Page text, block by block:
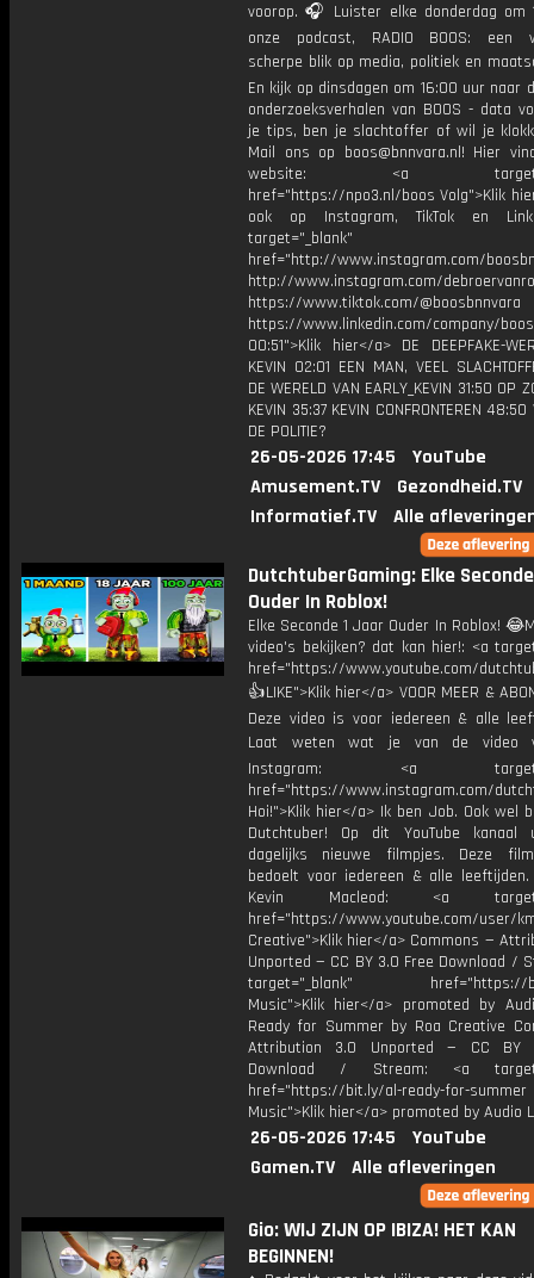
voorop. 🎧 Luister elke donderdag om
onze podcast, RADIO BOOS: een
scherpe blik op media, politiek en
En kijk op dinsdagen om 16:00 uur naar
onderzoeksverhalen van BOOS - data
je tips, ben je slachtoffer of wil je
Mail ons op boos@bnnvara.nl! Hier
website: <a
href="https://npo3.nl/boos Volg">Klik
ook op Instagram, TikTok en
target="_blank"
href="http://www.instagram.com/
http://www.instagram.com/
https://www.tiktok.com/@boosbnnvara
https://www.linkedin.com/company/
00:51">Klik hier</a> DE DEEPFAKE-
KEVIN 02:01 EEN MAN, VEEL
DE WERELD VAN EARLY_KEVIN 31:50 OP
KEVIN 35:37 KEVIN CONFRONTEREN 48:50
DE POLITIE?
26-05-2026 17:45
YouTube
Amusement.TV
Gezondheid.TV
Informatief.TV
Alle
DutchtuberGaming: Elke
Ouder In Roblox!
Elke Seconde 1 Jaar Ouder In Roblox!
video's bekijken? dat kan hier!: <a
href="https://www.youtube.com/
👍LIKE">Klik hier</a> VOOR MEER &
Deze video is voor iedereen & alle
Laat weten wat je van de video
Instagram: <a
href="https://www.instagram.com/
Hoi!">Klik hier</a> Ik ben Job. Ook wel
Dutchtuber! Op dit YouTube kanaal
dagelijks nieuwe filmpjes. Deze
bedoelt voor iedereen & alle
Kevin Macleod: <a
href="https://www.youtube.com/user/
Creative">Klik hier</a> Commons —
Unported — CC BY 3.0 Free Download /
target="_blank" href="https://
Music">Klik hier</a> promoted by
Ready for Summer by Roa Creative
Attribution 3.0 Unported — CC BY
Download / Stream: <a
href="https://bit.ly/al-ready-for-summer
Music">Klik hier</a> promoted by Audio
26-05-2026 17:45
YouTube
Gamen.TV
Alle afleveringen
Gio: WIJ ZIJN OP IBIZA! HET KAN
BEGINNEN!